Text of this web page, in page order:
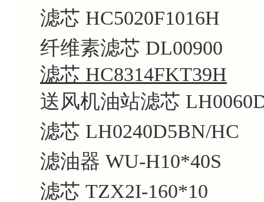
滤芯 HC5020F1016H
纤维素滤芯 DL00900
滤芯 HC8314FKT39H
送风机油站滤芯
滤芯 LH0240D5BN/HC
滤油器 WU-H10*40S
滤芯 TZX2I-160*10